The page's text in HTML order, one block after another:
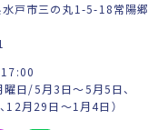
水戸市三の丸1-5-18常陽郷
曜日/5月3日～5月5日、
12月29日～1月4日）